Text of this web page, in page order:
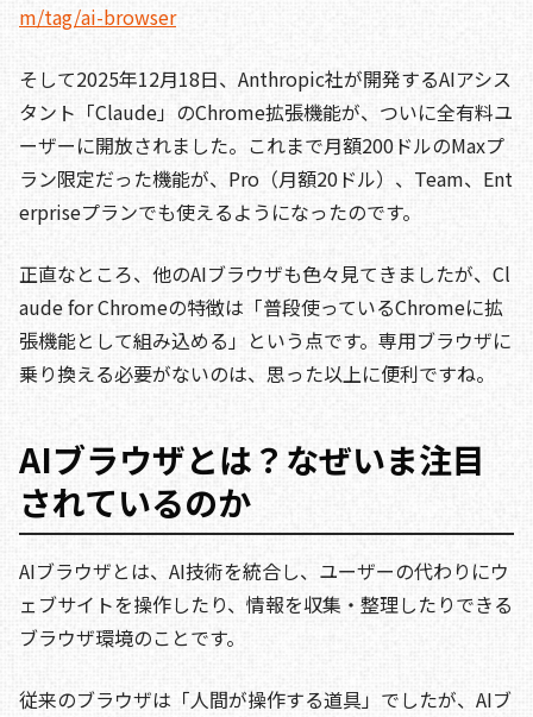
m/tag/ai-browser
そして2025年12月18日、Anthropic社が開発するAIアシス
タント「Claude」のChrome拡張機能が、ついに全有料ユ
ーザーに開放されました。これまで月額200ドルのMaxプ
ラン限定だった機能が、Pro（月額20ドル）、Team、Ent
erpriseプランでも使えるようになったのです。
正直なところ、他のAIブラウザも色々見てきましたが、Cl
aude for Chromeの特徴は「普段使っているChromeに拡
張機能として組み込める」という点です。専用ブラウザに
乗り換える必要がないのは、思った以上に便利ですね。
AIブラウザとは？なぜいま注目
されているのか
AIブラウザとは、AI技術を統合し、ユーザーの代わりにウ
ェブサイトを操作したり、情報を収集・整理したりできる
ブラウザ環境のことです。
従来のブラウザは「人間が操作する道具」でしたが、AIブ